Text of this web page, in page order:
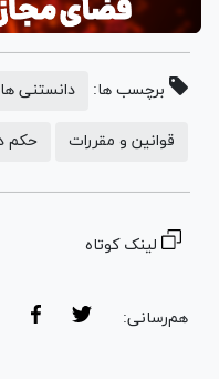
برچسب ها: دانستنی
قوانین و مقررات حکم
لینک کوتاه
هم‌رسانی: